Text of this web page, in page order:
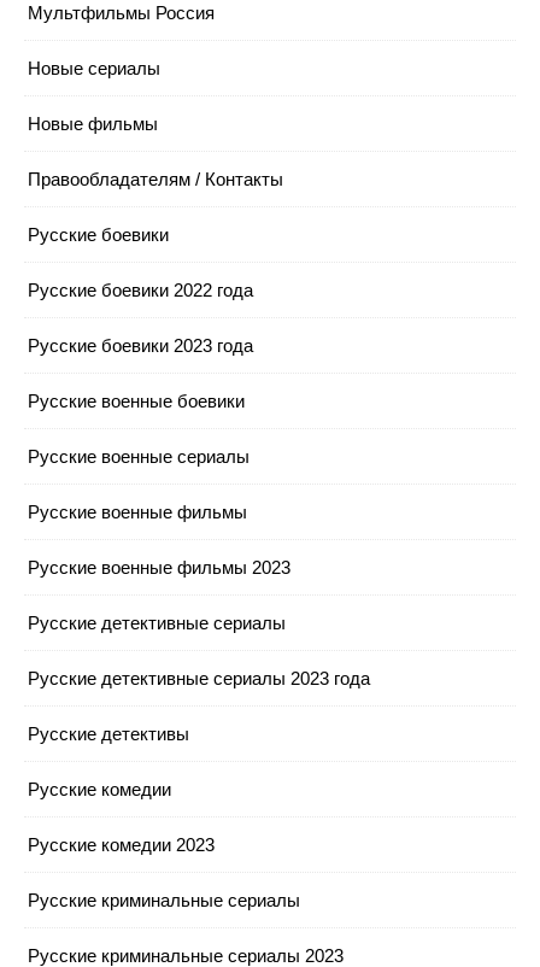
Мультфильмы Россия
Новые сериалы
Новые фильмы
Правообладателям / Контакты
Русские боевики
Русские боевики 2022 года
Русские боевики 2023 года
Русские военные боевики
Русские военные сериалы
Русские военные фильмы
Русские военные фильмы 2023
Русские детективные сериалы
Русские детективные сериалы 2023 года
Русские детективы
Русские комедии
Русские комедии 2023
Русские криминальные сериалы
Русские криминальные сериалы 2023